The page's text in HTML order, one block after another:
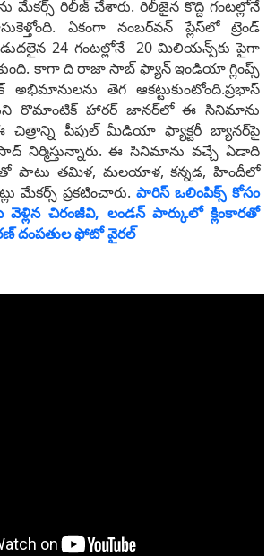
మేకర్స్ రిలీజ్ చేశారు. రిలీజైన కొద్ది గంటల్లోనే
ఏకంగా నంబర్‌వన్‌ ప్లేస్‌లో ట్రెండ్‌
24 గంటల్లోనే 20 మిలియన్స్‌కు పైగా
కాగా ది రాజా సాబ్ ఫ్యాన్ ఇండియా గ్లింప్స్
అభిమానులను తెగ ఆకట్టుకుంటోంది.ప్రభాస్
రొమాంటిక్ హారర్ జానర్‌లో ఈ సినిమాను
ఈ చిత్రాన్ని పీపుల్ మీడియా ఫ్యాక్టరీ బ్యానర్‌పై
నిర్మిస్తున్నారు. ఈ సినిమాను వచ్చే ఏడాది
పాటు తమిళ, మలయాళ, కన్నడ, హిందీలో
మేకర్స్ ప్రకటించారు. పారిస్ ఒలింపిక్స్ కోసం
చిరంజీవి, లండ‌న్ పార్కులో క్లింకార‌తో
దంప‌తుల ఫోటో వైరల్